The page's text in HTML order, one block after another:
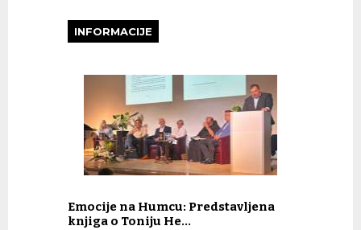
INFORMACIJE
Emocije na Humcu: Predstavljena
knjiga o Toniju He…